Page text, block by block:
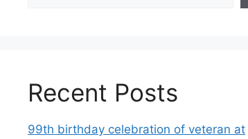
Recent Posts
99th birthday celebration of veteran at